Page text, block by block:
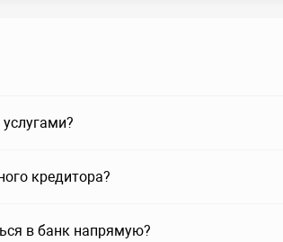
кредитора?
в банк напрямую?